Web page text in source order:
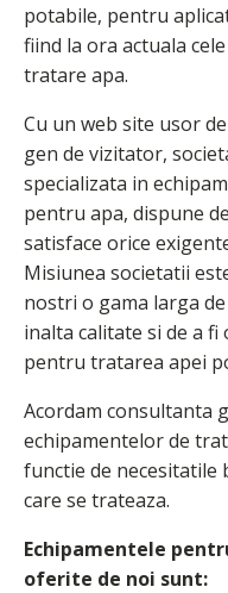
potabile, pentru
fiind la ora actuala
tratare apa.
Cu un web site usor
gen de vizitator,
specializata in
pentru apa, dispune
satisface orice
Misiunea societatii
nostri o gama larga
inalta calitate si de a
pentru tratarea apei
Acordam consultanta
echipamentelor de
functie de necesitatile
care se trateaza.
Echipamentele
oferite de noi sunt: